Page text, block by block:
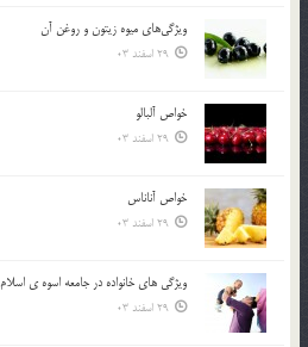
ويژگي‌هاي ميوه زيتون و روغن آن
29 اسفند 03
خواص آلبالو
29 اسفند 03
خواص آناناس
29 اسفند 03
ويژگي هاي خانواده در جامعه اسوه ي اسلام
29 اسفند 03